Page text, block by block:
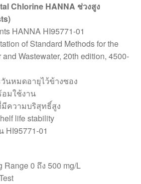
Chlorine HANNA ช่วงสูง
HANNA HI95771-01
of Standard Methods for the
Wastewater, 20th edition, 4500-
นหมดอายุไว้ข้างซอง
อมใช้งาน
ความบริสุทธิ์สูง
life stability
HI95771-01
0 ถึง 500 mg/L